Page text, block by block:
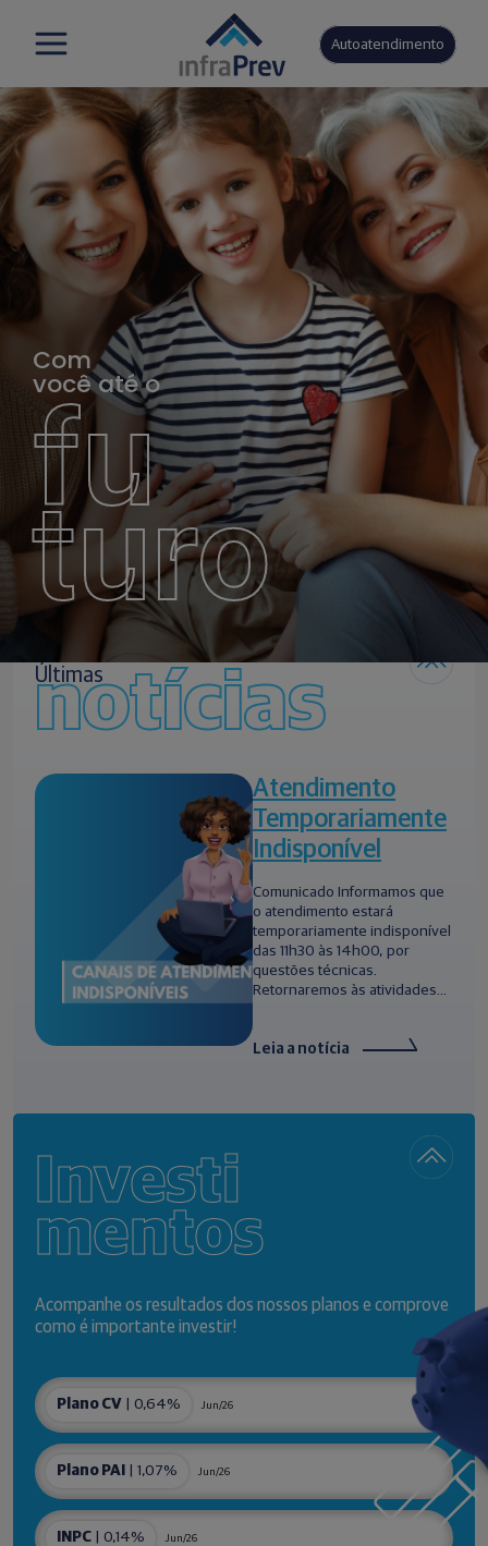
Autoatendimento
Com
você até o
fu
turo
Últimas
notícias
Atendimento
Temporariamente
Indisponível
Comunicado Informamos que
o atendimento estará
temporariamente indisponível
das 11h30 às 14h00, por
questões técnicas.
Retornaremos às atividades...
Leia a notícia
Investi
mentos
Acompanhe os resultados dos nossos planos e comprove
como é importante investir!
Plano CV | 0,64% Jun/26
Plano PAI | 1,07% Jun/26
INPC | 0,14% Jun/26